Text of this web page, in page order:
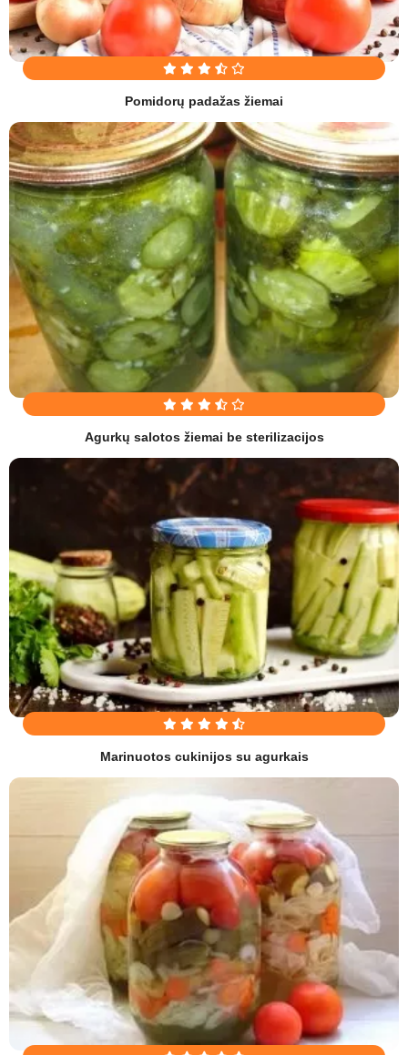
Pomidorų padažas žiemai
Agurkų salotos žiemai be sterilizacijos
Marinuotos cukinijos su agurkais